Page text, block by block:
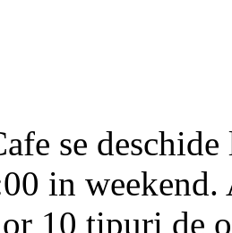
se
in
10 tipuri de